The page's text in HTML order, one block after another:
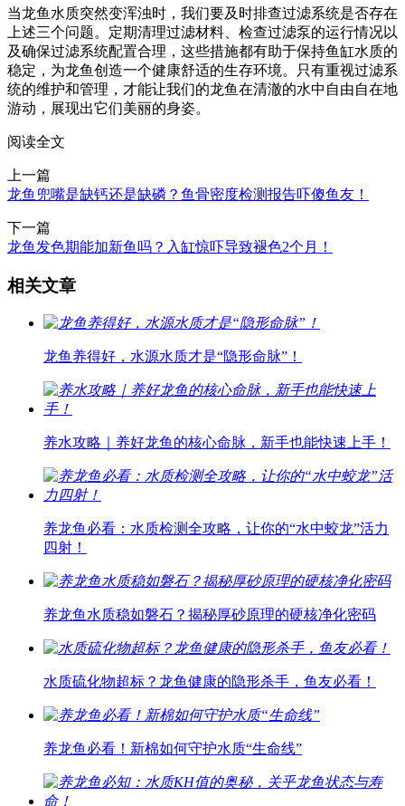
当龙鱼水质突然变浑浊时，我们要及时排查过滤系统是否存在
上述三个问题。定期清理过滤材料、检查过滤泵的运行情况以
及确保过滤系统配置合理，这些措施都有助于保持鱼缸水质的
稳定，为龙鱼创造一个健康舒适的生存环境。只有重视过滤系
统的维护和管理，才能让我们的龙鱼在清澈的水中自由自在地
游动，展现出它们美丽的身姿。
阅读全文
上一篇
龙鱼兜嘴是缺钙还是缺磷？鱼骨密度检测报告吓傻鱼友！
下一篇
龙鱼发色期能加新鱼吗？入缸惊吓导致褪色2个月！
相关文章
龙鱼养得好，水源水质才是“隐形命脉”！
养水攻略｜养好龙鱼的核心命脉，新手也能快速上手！
养龙鱼必看：水质检测全攻略，让你的“水中蛟龙”活力
四射！
养龙鱼水质稳如磐石？揭秘厚砂原理的硬核净化密码
水质硫化物超标？龙鱼健康的隐形杀手，鱼友必看！
养龙鱼必看！新棉如何守护水质“生命线”